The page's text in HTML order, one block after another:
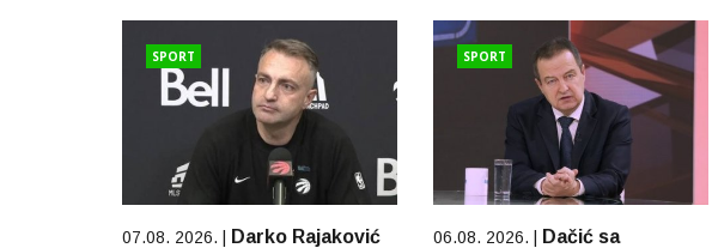
SPORT
07.08. 2026. | Darko Rajaković
SPORT
06.08. 2026. | Dačić sa